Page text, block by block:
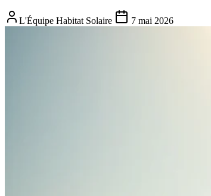
L'Équipe Habitat Solaire 7 mai 2026